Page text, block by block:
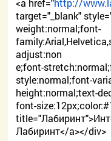
<a href="http://
target="_blank"
weight:normal;font-
adjust:non
e;font-
style:normal;font-
height:normal;text-
font-
Лабиринт</a></div>